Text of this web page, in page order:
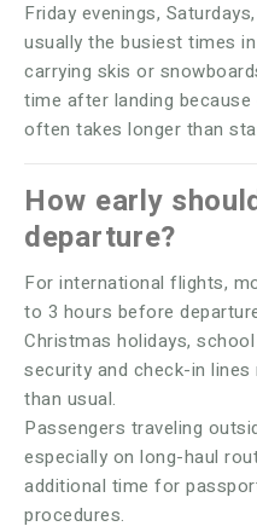
Friday evenings,
usually the busiest times
carrying skis or
time after landing
often takes longer than
How early
departure?
For international flights,
to 3 hours before
Christmas holidays,
security and check-in
than usual.
Passengers traveling
especially on long-haul
additional time for
procedures.